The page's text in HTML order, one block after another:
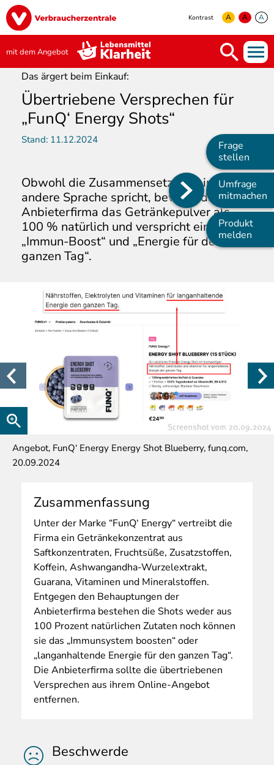
Direkt
zum
Inhalt
Image
Kontrast A A A
mit dem Angebot
Main
navigation
Frage
stellen
Umfrage
mitmachen
Produkt
melden
Das ärgert beim Einkauf:
Übertriebene Versprechen für
„FunQ‘ Energy Shots“
Stand: 11.12.2024
Obwohl die Zusammensetzung eine
andere Sprache spricht, bewirbt die
Anbieterfirma das Getränkepulver als
100 % natürlich und verspricht einen
„Immun-Boost“ und „Energie für den
ganzen Tag“.
Angebot, FunQ‘ Energy Energy Shot Blueberry, funq.com,
20.09.2024
Zusammenfassung
Unterder Marke “FunQ‘ Energy“ vertreibt die
Firma ein Getränkekonzentrat aus
Saftkonzentraten, Fruchtsüße, Zusatzstoffen,
Koffein, Ashwangandha-Wurzelextrakt,
Guarana, Vitaminen und Mineralstoffen.
Entgegen den Behauptungen der
Anbieterfirma bestehen die Shots weder aus
100 Prozent natürlichen Zutaten noch können
sie das „Immunsystem boosten“ oder
„langanhaltende Energie für den ganzen Tag“.
Die Anbieterfirma sollte die übertriebenen
Versprechen aus ihrem Online-Angebot
entfernen.
Beschwerde